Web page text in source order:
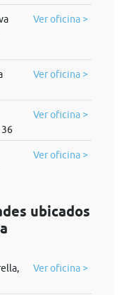
Ver oficina >
Ver oficina >
36
Ver oficina >
Ver oficina >
ubicados
Ver oficina >